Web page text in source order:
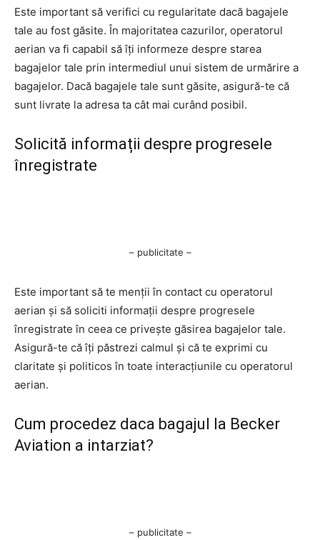
Este important să verifici cu regularitate dacă bagajele
tale au fost găsite. În majoritatea cazurilor, operatorul
aerian va fi capabil să îți informeze despre starea
bagajelor tale prin intermediul unui sistem de urmărire a
bagajelor. Dacă bagajele tale sunt găsite, asigură-te că
sunt livrate la adresa ta cât mai curând posibil.
Solicită informații despre progresele
înregistrate
– publicitate –
Este important să te menții în contact cu operatorul
aerian și să soliciti informații despre progresele
înregistrate în ceea ce privește găsirea bagajelor tale.
Asigură-te că îți păstrezi calmul și că te exprimi cu
claritate și politicos în toate interacțiunile cu operatorul
aerian.
Cum procedez daca bagajul la Becker
Aviation a intarziat?
– publicitate –